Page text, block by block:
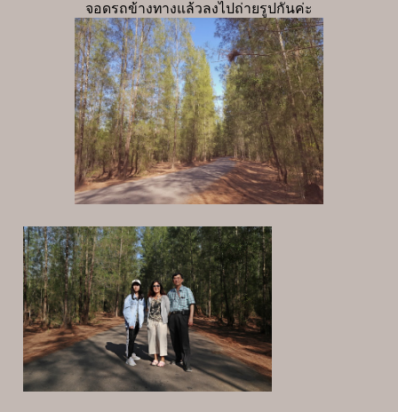
จอดรถข้างทางแล้วลงไปถ่ายรูปกันค่ะ